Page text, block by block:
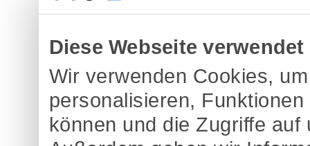
Diese Webseite
Wir verwenden Cookies,
personalisieren,
können und die Zugriffe